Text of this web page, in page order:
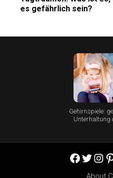
es gefährlich sein?
Gehirnspiele:
Unterhaltung
About